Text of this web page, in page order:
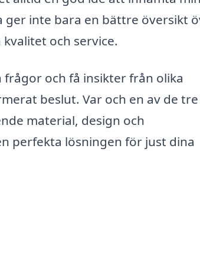
inte bara en bättre översikt
och service.
och få insikter från olika
beslut. Var och en av de tre
material, design och
perfekta lösningen för just dina